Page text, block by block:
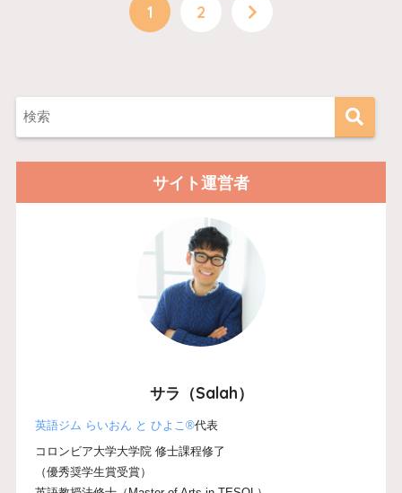
1 2
サイト運営者
サラ（Salah）
英語ジム らいおん と ひよこ®代表
コロンビア大学大学院 修士課程修了
（優秀奨学生賞受賞）